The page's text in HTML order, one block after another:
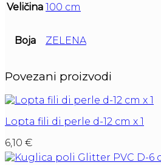
Veličina 100 cm
Boja ZELENA
Povezani proizvodi
Lopta fili di perle d-12 cm x 1
6,10 €